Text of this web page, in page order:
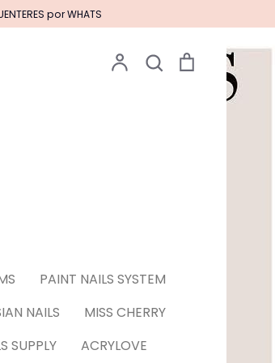
por WHATS
Cuenta Buscar Carrito
PAINT NAILS SYSTEM
NAILS
MISS CHERRY
SUPPLY
ACRYLOVE